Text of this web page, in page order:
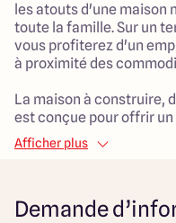
les atouts d'une maison
toute la famille. Sur un
vous profiterez d'un
à proximité des
La maison à construire,
est conçue pour offrir
harmonieux. Avec ses 4
elle sera parfaite pour
véhicule en toute
Afficher plus
Demande